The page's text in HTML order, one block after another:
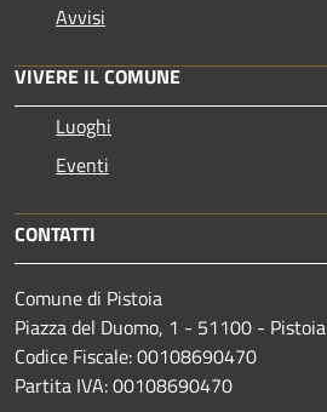
Avvisi
VIVERE IL COMUNE
Luoghi
Eventi
CONTATTI
Comune di Pistoia
Piazza del Duomo, 1 - 51100 - Pistoia
Codice Fiscale: 00108690470
Partita IVA: 00108690470